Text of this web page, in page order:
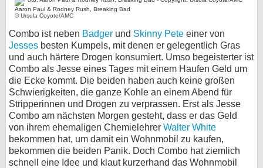
Aaron Paul & Rodney Rush, Breaking Bad
© Ursula Coyote/AMC
Combo ist neben Badger und Skinny Pete einer von
Jesses besten Kumpels, mit denen er gelegentlich Gras
und auch härtere Drogen konsumiert. Umso begeisterter ist
Combo als Jesse eines Tages mit einem Haufen Geld um
die Ecke kommt. Die beiden haben auch keine großen
Schwierigkeiten, die ganze Kohle an einem Abend für
Stripperinnen und Drogen zu verprassen. Erst als Jesse
Combo am nächsten Morgen gesteht, dass er das Geld
von ihrem ehemaligen Chemielehrer Walter White
bekommen hat, um damit ein Wohnmobil zu kaufen,
bekommen die beiden Panik. Doch Combo hat ziemlich
schnell eine Idee und klaut kurzerhand das Wohnmobil
KULTUR
Specials
SERVICE
Gewinnspiele
Forum
bei X
bei Facebook